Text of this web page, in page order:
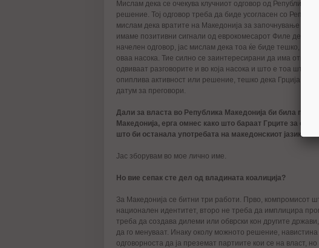
Мислам дека се очекува клучниот одговор од Република
решение. Тој одговор треба да биде усогласен со
мислам дека вратите на Македонија за започнување на
имаме позитивни сигнали од еврокомесарот Филе дека
начелен одговор, јас мислам дека тоа ќе биде тешко,
оваа насока. Тие силно се заинтересирани да има
одвиваат разговорите и во која насока и што е тоа што
опиплива активност или решение, тешко дека Грција ќе
датум за преговори.
Дали за власта во Република Македонија би била
Македонија, ерга омнес како што бараат Грците за
што би останала употребата на македонскиот јазик,
Јас зборувам во мое лично име.
Но вие сепак сте дел од владината коалиција?
За Македонија се битни три работи. Прво, компромисот
национален идентитет, второ не треба да имплицира
треба да создава дилеми или обврски кон другите
да го менуваат. Инаку околу можното решение,
одговорноста да ја преземат партиите кои се на власт,